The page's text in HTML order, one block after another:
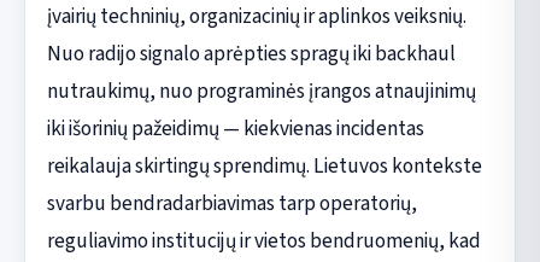
įvairių techninių, organizacinių ir aplinkos veiksnių.
Nuo radijo signalo aprėpties spragų iki backhaul
nutraukimų, nuo programinės įrangos atnaujinimų
iki išorinių pažeidimų — kiekvienas incidentas
reikalauja skirtingų sprendimų. Lietuvos kontekste
svarbu bendradarbiavimas tarp operatorių,
reguliavimo institucijų ir vietos bendruomenių, kad